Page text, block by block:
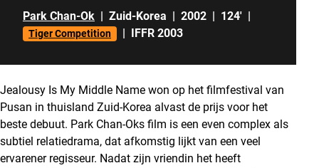
Park Chan-Ok | Zuid-Korea | 2002 | 124' |
Tiger Competition | IFFR 2003
Jealousy Is My Middle Name won op het filmfestival van
Pusan in thuisland Zuid-Korea alvast de prijs voor het
beste debuut. Park Chan-Oks film is een even complex als
subtiel relatiedrama, dat afkomstig lijkt van een veel
ervarener regisseur. Nadat zijn vriendin het heeft